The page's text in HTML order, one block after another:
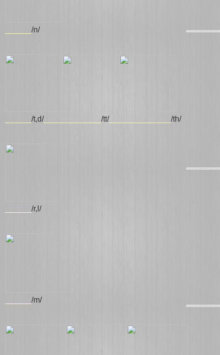
/n/
/t,d/_____________ /tt/______________ /th/
/r,l/
/m/